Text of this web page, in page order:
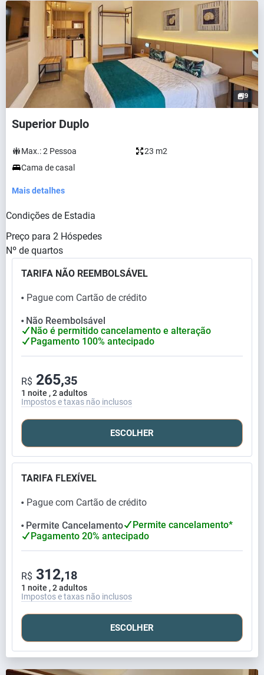
9
Superior Duplo
Max.:2 Pessoa
23 m2
Cama de casal
Mais detalhes
Condições de Estadia
Preço para 2 Hóspedes
Nº de quartos
TARIFA NÃO REEMBOLSÁVEL
⬤ Pague com Cartão de crédito
⬤
Não Reembolsável
Não é permitido cancelamento e alteração
Pagamento 100% antecipado
1 noite , 2 adultos
R$ 265,35
Impostos e taxas não inclusos
ESCOLHER
TARIFA FLEXÍVEL
⬤ Pague com Cartão de crédito
⬤ Permite Cancelamento
Permite cancelamento*
Pagamento 20% antecipado
1 noite , 2 adultos
R$ 312,18
Impostos e taxas não inclusos
ESCOLHER